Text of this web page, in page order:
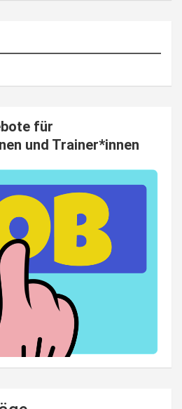
für
und Trainer*innen